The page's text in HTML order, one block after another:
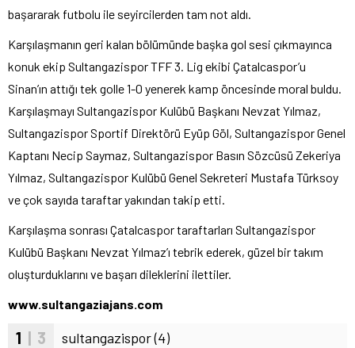
başararak futbolu ile seyircilerden tam not aldı.
Karşılaşmanın geri kalan bölümünde başka gol sesi çıkmayınca
konuk ekip Sultangazispor TFF 3. Lig ekibi Çatalcaspor’u
Sinan’ın attığı tek golle 1-0 yenerek kamp öncesinde moral buldu.
Karşılaşmayı Sultangazispor Kulübü Başkanı Nevzat Yılmaz,
Sultangazispor Sportif Direktörü Eyüp Göl, Sultangazispor Genel
Kaptanı Necip Saymaz, Sultangazispor Basın Sözcüsü Zekeriya
Yılmaz, Sultangazispor Kulübü Genel Sekreteri Mustafa Türksoy
ve çok sayıda taraftar yakından takip etti.
Karşılaşma sonrası Çatalcaspor taraftarları Sultangazispor
Kulübü Başkanı Nevzat Yılmaz’ı tebrik ederek, güzel bir takım
oluşturduklarını ve başarı dileklerini ilettiler.
www.sultangaziajans.com
1 | 3 sultangazispor (4)